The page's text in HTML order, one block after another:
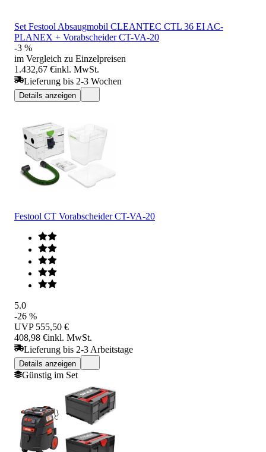
Set Festool Absaugmobil CLEANTEC CTL 36 EI AC-
PLANEX + Vorabscheider CT-VA-20
-3 %
im Vergleich zu Einzelpreisen
1.432,67 €inkl. MwSt.
Lieferung bis 2-3 Wochen
Details anzeigen
Festool CT Vorabscheider CT-VA-20
5.0
-26 %
UVP 555,50 €
408,98 €inkl. MwSt.
Lieferung bis 2-3 Arbeitstage
Details anzeigen
Günstig im Set